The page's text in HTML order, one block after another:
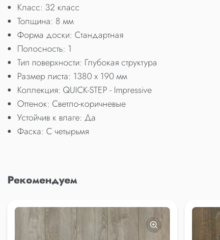
Класс: 32 класс
Толщина: 8 мм
Форма доски: Стандартная
Полосность: 1
Тип поверхности: Глубокая структура
Размер листа: 1380 x 190 мм
Коллекция: QUICK-STEP - Impressive
Оттенок: Светло-коричневые
Устойчив к влаге: Да
Фаска: С четырьмя
Рекомендуем